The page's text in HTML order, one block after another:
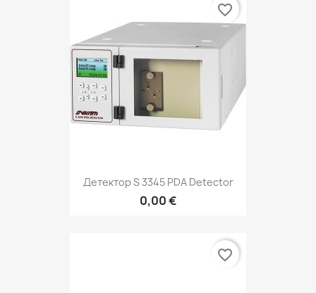
Детектор S 3345 PDA Detector
0,00 €
favorite_border
favorite_border